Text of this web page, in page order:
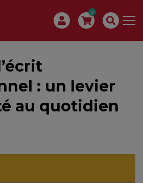
0
: un levier
au quotidien